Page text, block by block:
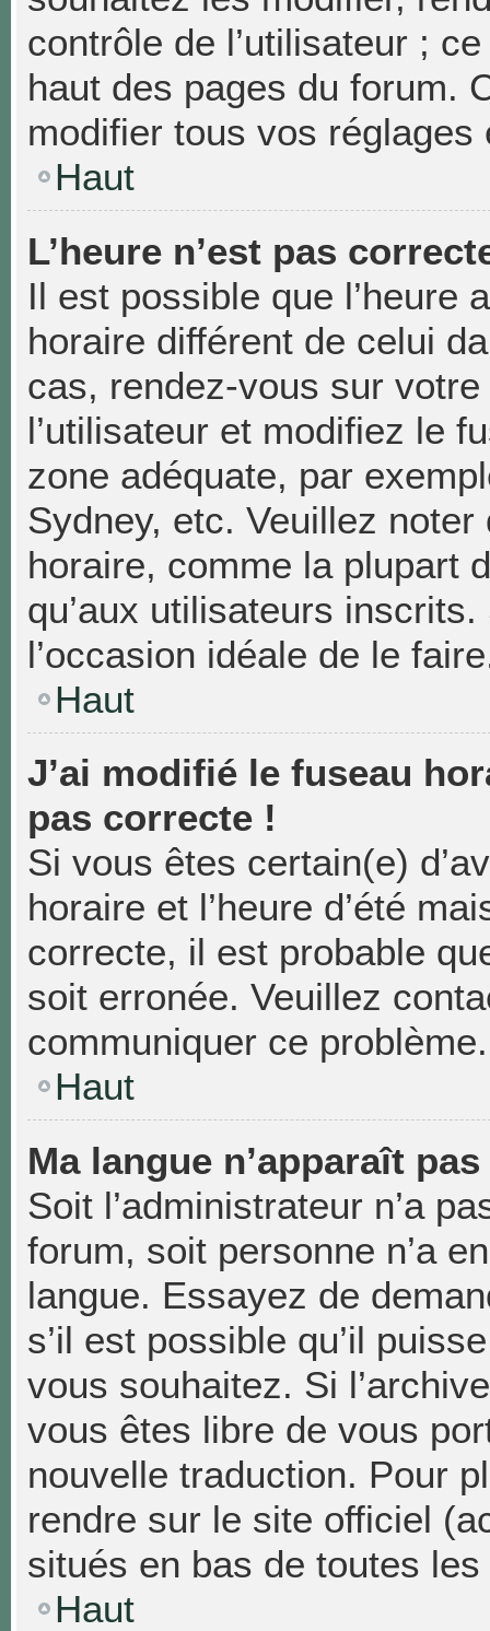
contrôle de l’utilisateur ;
haut des pages du forum.
modifier tous vos
Haut
L’heure n’est pas
Il est possible que l’heure
horaire différent de celui
cas, rendez-vous sur
l’utilisateur et modifiez le
zone adéquate, par
Sydney, etc. Veuillez
horaire, comme la plupart
qu’aux utilisateurs
l’occasion idéale de le
Haut
J’ai modifié le fuseau
pas correcte !
Si vous êtes certain(e)
horaire et l’heure d’été
correcte, il est probable
soit erronée. Veuillez
communiquer ce problème.
Haut
Ma langue n’apparaît
Soit l’administrateur n’a
forum, soit personne n’a
langue. Essayez de
s’il est possible qu’il
vous souhaitez. Si
vous êtes libre de vous
nouvelle traduction. Pour
rendre sur le site officiel
situés en bas de toutes
Haut